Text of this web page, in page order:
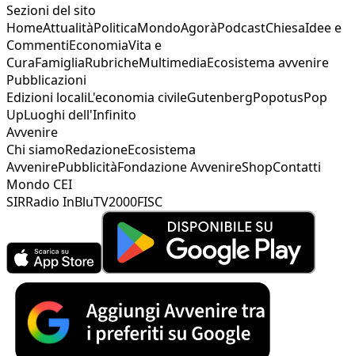
Sezioni del sito
HomeAttualitàPoliticaMondoAgoràPodcastChiesaIdee e
CommentiEconomiaVita e
CuraFamigliaRubricheMultimediaEcosistema avvenire
Pubblicazioni
Edizioni localiL'economia civileGutenbergPopotusPop
UpLuoghi dell'Infinito
Avvenire
Chi siamoRedazioneEcosistema
AvvenirePubblicitàFondazione AvvenireShopContatti
Mondo CEI
SIRRadio InBluTV2000FISC